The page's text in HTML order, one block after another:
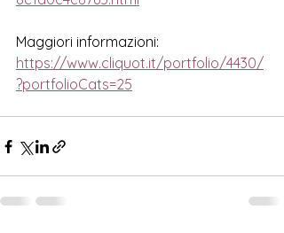
Maggiori informazioni:
https://www.cliquot.it/portfolio/4430/
?portfolioCats=25